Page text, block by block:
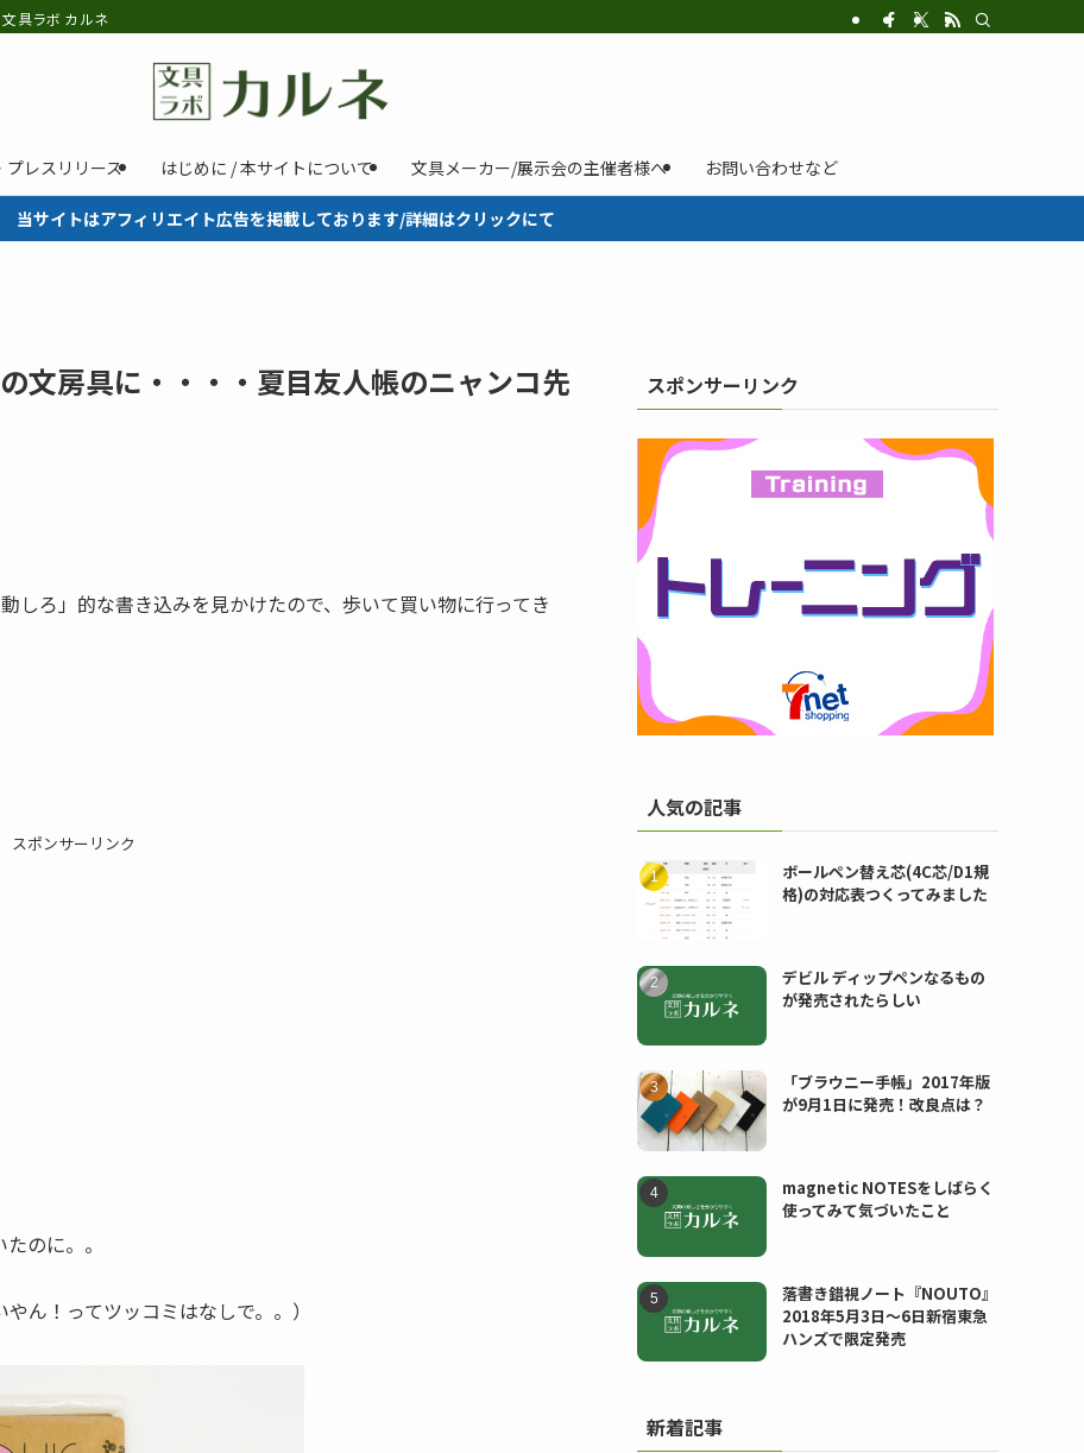
具ラボ カルネ
プレスリリース はじめに / 本サイトについて 文具メーカー/展示会の主催者様へ お問い合わせなど
当サイトはアフィリエイト広告を掲載しております/詳細はクリックにて
文房具に・・・・夏目友人帳のニャンコ先
ろ」的な書き込みを見かけたので、歩いて買い物に行ってき
スポンサーリンク
のに。。
ん！ってツッコミはなしで。。）
スポンサーリンク
人気の記事
ボールペン替え芯(4C芯/D1規
格)の対応表つくってみました
デビル ディップペンなるもの
が発売されたらしい
「ブラウニー手帳」2017年版
が9月1日に発売！改良点は？
magnetic NOTESをしばらく
使ってみて気づいたこと
落書き錯視ノート『NOUTO』
2018年5月3日〜6日新宿東急
ハンズで限定発売
新着記事